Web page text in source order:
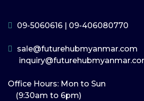
09-5060616 09-406080770
sale@futurehubmyanmar.com
Office Hours: Mon to Sun
(9:30am to 6pm)